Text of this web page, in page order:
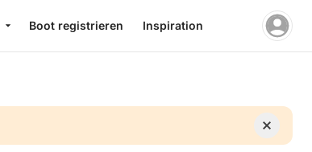
Boot registrieren Inspiration